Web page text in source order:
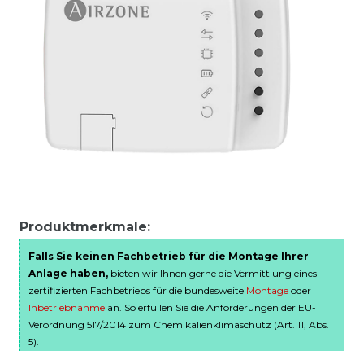
Produktmerkmale:
Falls Sie keinen Fachbetrieb für die Montage Ihrer
Anlage haben, bieten wir Ihnen gerne die Vermittlung eines
zertifizierten Fachbetriebs für die bundesweite Montage oder
Inbetriebnahme an. So erfüllen Sie die Anforderungen der EU-
Verordnung 517/2014 zum Chemikalienklimaschutz (Art. 11, Abs.
5).